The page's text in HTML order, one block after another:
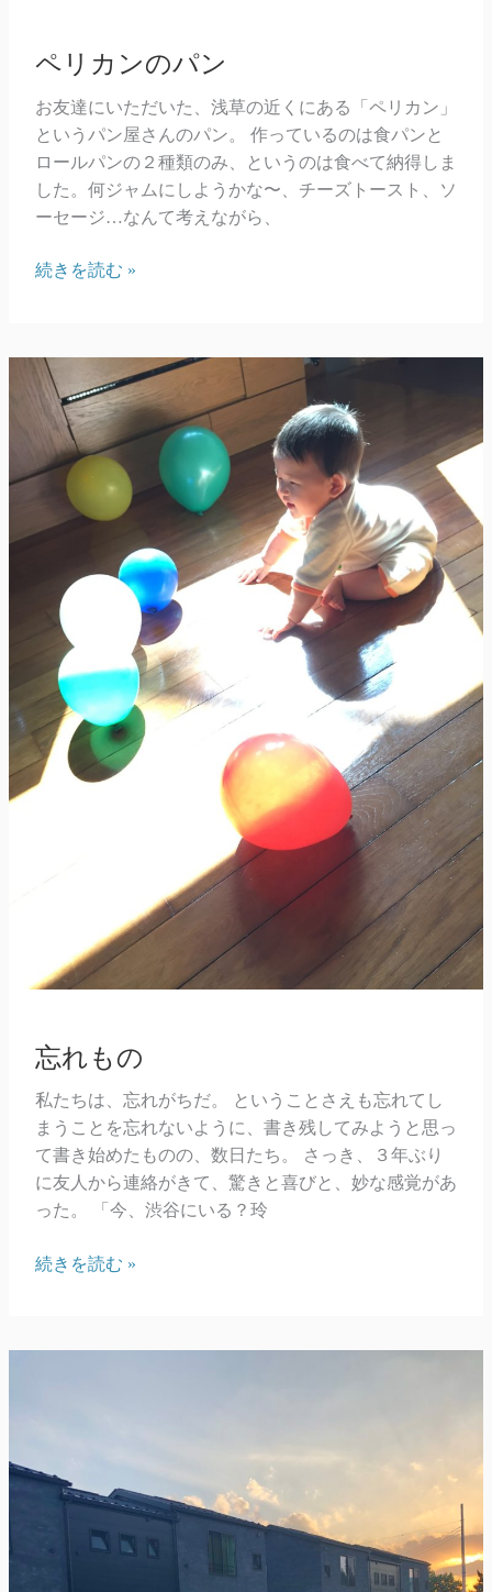
ペリカンのパン
お友達にいただいた、浅草の近くにある「ペリカン」
というパン屋さんのパン。 作っているのは食パンと
ロールパンの２種類のみ、というのは食べて納得しま
した。何ジャムにしようかな〜、チーズトースト、ソ
ーセージ…なんて考えながら、
ペ
の
パ
ン
続きを読む »
忘れもの
私たちは、忘れがちだ。 ということさえも忘れてし
まうことを忘れないように、書き残してみようと思っ
て書き始めたものの、数日たち。 さっき、３年ぶり
に友人から連絡がきて、驚きと喜びと、妙な感覚があ
った。 「今、渋谷にいる？玲
忘
続きを読む »